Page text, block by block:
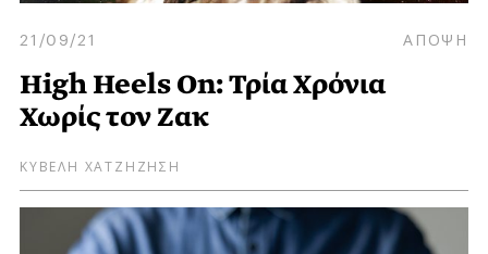
21/09/21 ΑΠΟΨΗ
High Heels On: Τρία Χρόνια
Χωρίς τον Ζακ
ΚΥΒΕΛΗ ΧΑΤΖΗΖΗΣΗ